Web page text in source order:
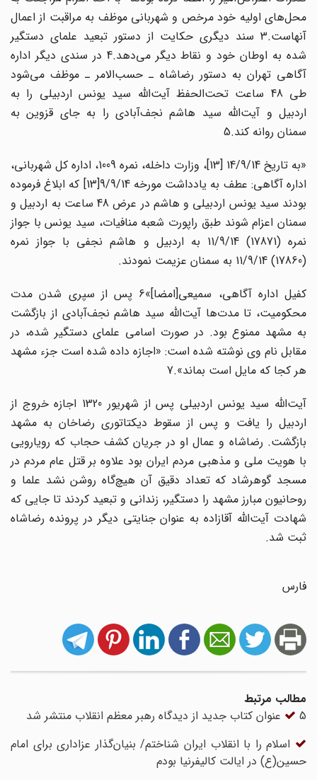
محل‌های اولیه خود مرخص و شهربانی موظف به مراقبت از اعمال
آنهاست.3 سند دیگری حکایت از دستور تبعید علمای دستگیر
شده به اوطان خود و نقاط دیگر می‌دهد.4 در سندی دیگر اداره
آگاهی تهران به دستور رضاشاه ـ حسب‌الامر ـ موظف می‌شود
طی 48 ساعت تحت‌الحفظ آیت‌الله سید یونس اردبیلی را به
اردبیل و آیت‌الله سید هاشم نجف‌آبادی را به جای قزوین به
سمنان روانه کند.5
«به تاریخ 14/9/14 [13]، وزارت داخله، نمره 1009، اداره کل شهربانی،
اداره آگاهی: عطف به یادداشت مورخه 9/9/14[13] که ابلاغ فرموده
بودند سید یونس اردبیلی و هاشم در عرض 48 ساعت به اردبیل و
سمنان اعزام شوند طبق راپورت شعبه منافیات، سید یونس با جواز
نمره (17871) 11/9/14 به اردبیل و هاشم نجفی با جواز نمره
کفیل اداره آگاهی، سمیعی[امضا]»6 پس از سپری شدن مدت
محکومیت، تا مدت‌ها آیت‌الله سید هاشم نجف‌آبادی از بازگشت
به مشهد ممنوع بود. در صورت اسامی علمای دستگیر شده، در
مقابل نام وی نوشته شده است: «اجازه داده شده است جزء مشهد
هر کجا که مایل است بماند».7
آیت‌الله سید یونس اردبیلی پس از شهریور 1320 اجازه خروج از
اردبیل را یافت و پس از سقوط دیکتاتوری رضاخان به مشهد
بازگشت. رضاشاه و عمال او در جریان کشف حجاب که رویارویی
با هویت ملی و مذهبی مردم ایران بود علاوه بر قتل عام مردم در
مسجد گوهرشاد که تعداد دقیق آن هیچ‌گاه روشن نشد علما و
روحانیون مبارز مشهد را دستگیر، زندانی و تبعید کردند تا جایی که
شهادت آیت‌الله آقازاده به عنوان جنایتی دیگر در پرونده رضاشاه
ثبت شد.
فارس
مطالب مرتبط
اسلام را با انقلاب ایران شناختم/ بنیان‌گذار عزاداری برای امام
حسین(ع) در ایالت کالیفرنیا بودم